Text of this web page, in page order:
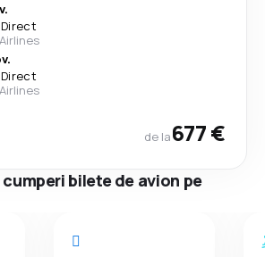
Direct
Direct
de la677 €
bilete de avion pe